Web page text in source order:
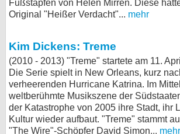
Fußstapfen von Helen Mirren. Diese
Original "Heißer Verdacht"... mehr
Kim Dickens: Treme
(2010 - 2013) "Treme" startete am 11.
Die Serie spielt in New Orleans, kurz
verheerenden Hurricane Katrina. Im
weltberühmte Musikszene der
der Katastrophe von 2005 ihre Stadt, ihr
Kultur wieder aufbaut. "Treme" stammt
"The Wire"-Schöpfer David Simon... mehr